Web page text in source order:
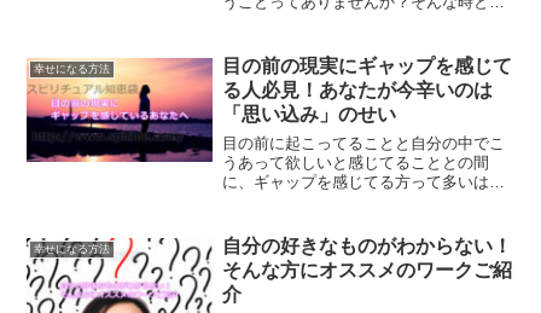
を解消するためのとっておきの方法をご
紹介します。
幸せになる方法
目の前の現実にギャップを感じて
る人必見！あなたが今辛いのは
「思い込み」のせい
目の前に起こってることと自分の中でこ
うあって欲しいと感じてることとの間
に、ギャップを感じてる方って多いはず
をなくして楽になる方法です。
幸せになる方法
自分の好きなものがわからない！
そんな方にオススメのワークご紹
介